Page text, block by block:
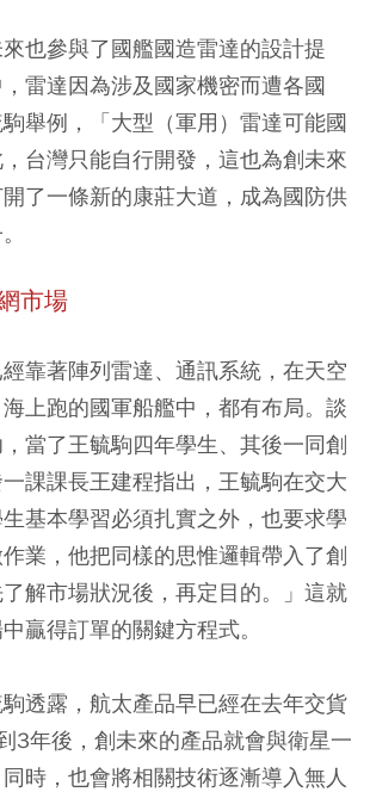
也參與了國艦國造雷達的設計提
雷達因為涉及國家機密而遭各國
駒舉例，「大型（軍用）雷達可能國
台灣只能自行開發，這也為創未來
了一條新的康莊大道，成為國防供
市場
靠著陣列雷達、通訊系統，在天空
上跑的國軍船艦中，都有布局。談
當了王毓駒四年學生、其後一同創
課課長王建程指出，王毓駒在交大
基本學習必須扎實之外，也要求學
業，他把同樣的思惟邏輯帶入了創
解市場狀況後，再定目的。」這就
贏得訂單的關鍵方程式。
透露，航太產品早已經在去年交貨
3年後，創未來的產品就會與衛星一
時，也會將相關技術逐漸導入無人